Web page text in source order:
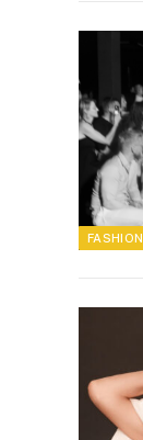
FASHION